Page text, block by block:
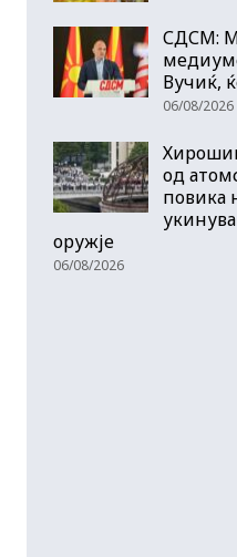
СДСМ:
Вучиќ,
06/08/2026
од
повика
оружје
06/08/2026